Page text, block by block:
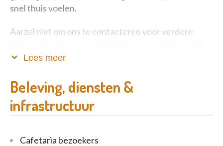
snel thuis voelen.
Aarzel niet om ons te contacteren voor verdere
ziens !
De directie en het team van de emeis Belgium-
residentie Beaulieu
Lees meer
Beleving, diensten &
infrastructuur
Cafetaria bezoekers